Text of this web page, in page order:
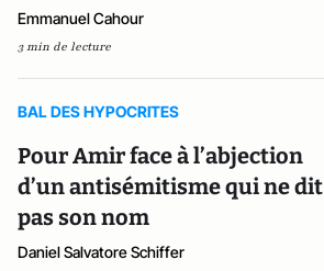
Emmanuel Cahour
3 min de lecture
BAL DES HYPOCRITES
Pour Amir face à l’abjection
d’un antisémitisme qui ne dit
pas son nom
Daniel Salvatore Schiffer